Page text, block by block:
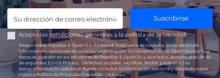
Suscribirse
Acepto las condiciones generales y lapolítica de privacidad
Responsable:PepeBar E-Spain S.L. Finalidad: Respuesta de consulta, envío de emails
informativos, opiniones de usuarios. Legitimación: Su consentimiento. Destinatarios:Sus
datos se guardan en los servidores de PepeBar E-Spain SL y asociados, acogido al acuerdo
de seguridad EU-US Privacy. Derechos: acceder, rectificar, limitar y suprimir tus
datos.Información adicional:Puede consultar la información adicional y detallada sobre
nuestra Política de Privacidad haciendoclick aquí.